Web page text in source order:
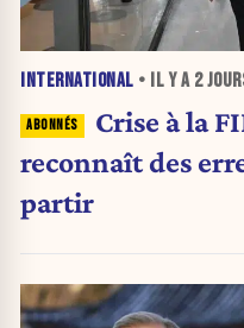
INTERNATIONAL • IL Y A 2
Crise à la
reconnaît des
partir